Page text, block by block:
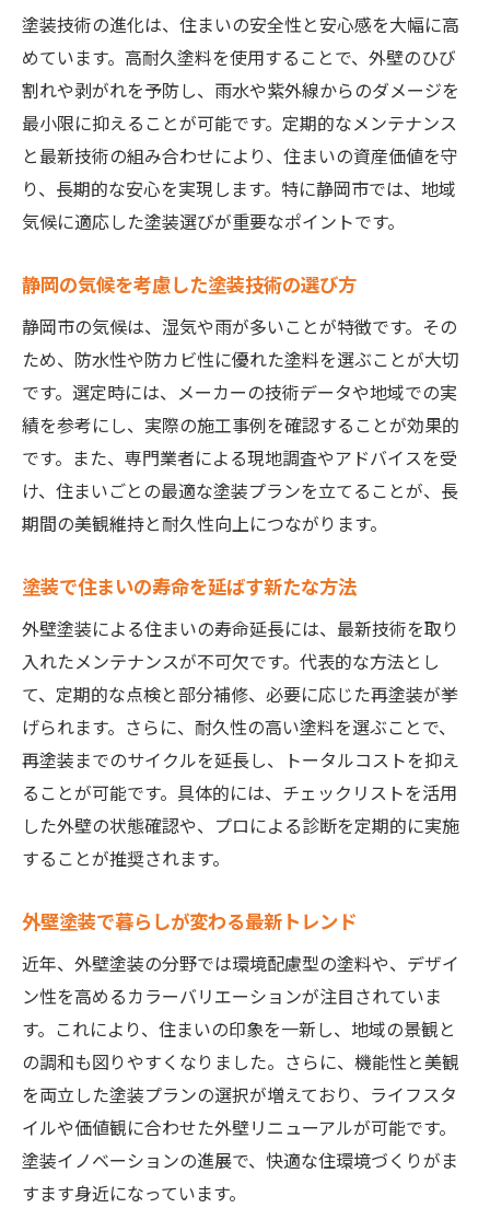
外壁塗装で人気の色と失敗例を比較
静岡市で塗装の補助金を活用するコツ
静岡市の塗装補助金を利用する最新ポイン
ト
塗装の助成金制度を賢く活用する方法
塗装費用を抑える補助金申請の流れ
外壁塗装の補助金条件と注意点を解説
静岡市で塗装補助金を受けるための準備
長持ちする塗装を選ぶなら知っておくべきこと
塗装選びで重視したい長持ちの条件
静岡市で失敗しない塗装の選び方とは
塗装の耐久性とコストを両立する工夫
外壁塗装で後悔しないための選択基準
塗装メンテナンスで差がつくポイント
識
塗装イノベーションで実現する新メンテ術
静岡市で進化する塗装メンテナンスの現状
塗装の新常識となる最新メンテナンス法
イノベーションによる塗装維持のポイント
塗装メンテナンスの効率アップ術を紹介
外壁塗装の新たな常識を静岡市で体感
塗装の進化で住まいの快適性を高める方法
静岡市で実践したい塗装リフォーム術
塗装の新技術が暮らしに与えるメリット
外壁塗装の工夫で快適な生活を実現
塗装にこだわることで得られる安心感
住まいを守る塗装の最新実践ポイント
塗装技術の進化は、住まいの安全性と安心感を大幅に高
めています。高耐久塗料を使用することで、外壁のひび
割れや剥がれを予防し、雨水や紫外線からのダメージを
最小限に抑えることが可能です。定期的なメンテナンス
と最新技術の組み合わせにより、住まいの資産価値を守
り、長期的な安心を実現します。特に静岡市では、地域
気候に適応した塗装選びが重要なポイントです。
静岡の気候を考慮した塗装技術の選び方
静岡市の気候は、湿気や雨が多いことが特徴です。その
ため、防水性や防カビ性に優れた塗料を選ぶことが大切
です。選定時には、メーカーの技術データや地域での実
績を参考にし、実際の施工事例を確認することが効果的
です。また、専門業者による現地調査やアドバイスを受
け、住まいごとの最適な塗装プランを立てることが、長
期間の美観維持と耐久性向上につながります。
塗装で住まいの寿命を延ばす新たな方法
外壁塗装による住まいの寿命延長には、最新技術を取り
入れたメンテナンスが不可欠です。代表的な方法とし
て、定期的な点検と部分補修、必要に応じた再塗装が挙
げられます。さらに、耐久性の高い塗料を選ぶことで、
再塗装までのサイクルを延長し、トータルコストを抑え
ることが可能です。具体的には、チェックリストを活用
した外壁の状態確認や、プロによる診断を定期的に実施
することが推奨されます。
外壁塗装で暮らしが変わる最新トレンド
近年、外壁塗装の分野では環境配慮型の塗料や、デザイ
ン性を高めるカラーバリエーションが注目されていま
す。これにより、住まいの印象を一新し、地域の景観と
の調和も図りやすくなりました。さらに、機能性と美観
を両立した塗装プランの選択が増えており、ライフスタ
イルや価値観に合わせた外壁リニューアルが可能です。
塗装イノベーションの進展で、快適な住環境づくりがま
すます身近になっています。